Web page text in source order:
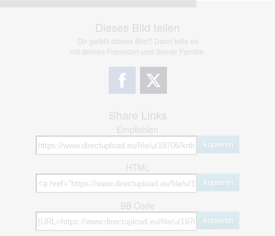
Dieses Bild teilen
Dir gefällt dieses Bild? Dann teile es
mit deinen Freunden und deiner Familie.
Share Links
Empfohlen
kopieren
HTML
kopieren
BB Code
kopieren